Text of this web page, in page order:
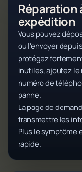
Réparation
expédition
Vous pouvez
ou l'envoyer
protégez
inutiles, ajoutez le
numéro de
panne.
La page de
transmettre les
Plus le symptôme
rapide.